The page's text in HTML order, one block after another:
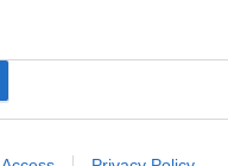
τα περισσότερα
συνδέεται με